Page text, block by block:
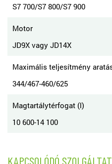
S7 700/S7 800/S7 900
Motor
JD9X vagy JD14X
Maximális teljesítmény
344/467-460/625
Magtartálytérfogat (l)
10 600-14 100
KAPCSOLÓDÓ